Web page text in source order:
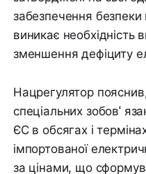
забезпечення безпеки
виникає
зменшення дефіциту
Нацрегулятор
спеціальних зобов'
ЄС в обсягах і
імпортованої
за цінами, що